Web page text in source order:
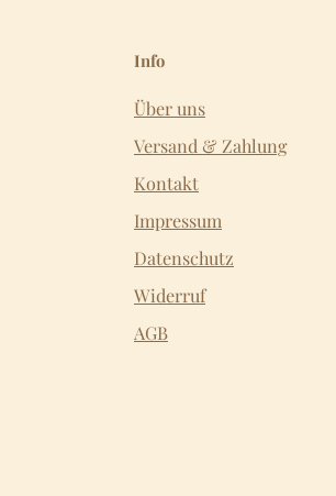
Info
Über uns
Versand & Zahlung
Kontakt
Impressum
Datenschutz
Widerruf
AGB